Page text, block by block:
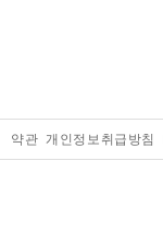
약관 개인정보취급방침